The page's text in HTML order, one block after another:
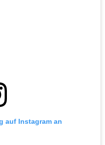
auf Instagram an